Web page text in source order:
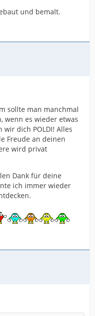
und bemalt.
sollte man manchmal
wenn es wieder etwas
dich POLDI! Alles
Freude an deinen
wird privat
Dank für deine
ich immer wieder